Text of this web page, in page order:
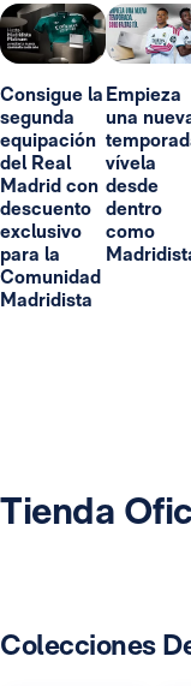
Consigue la
segunda
equipación
del Real
Madrid con
descuento
exclusivo
para la
Comunidad
Madridista
Empieza
una
vívela
desde
dentro
como
Tienda
Colecciones